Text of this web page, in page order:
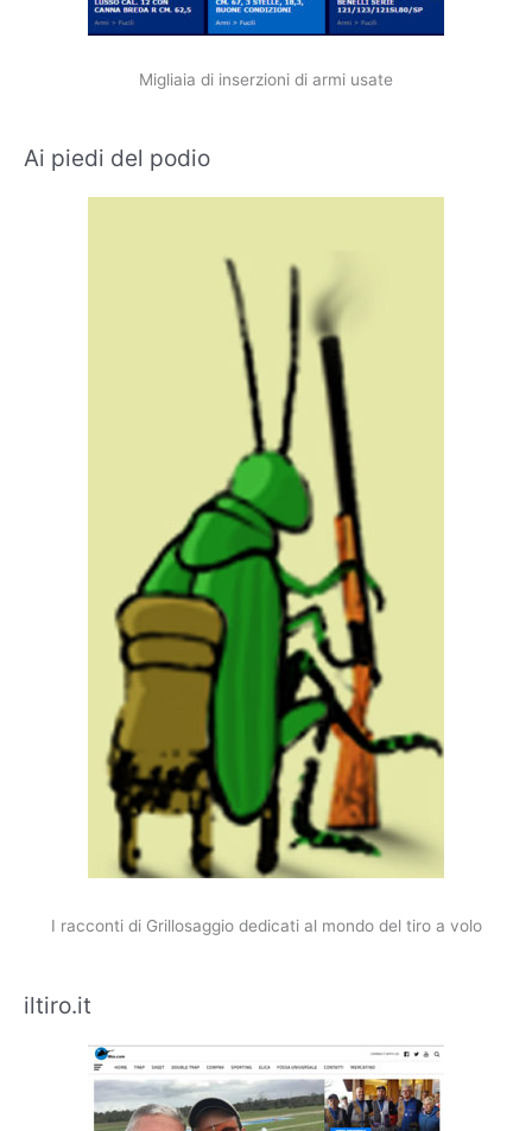
Migliaia di inserzioni di armi usate
Ai piedi del podio
I racconti di Grillosaggio dedicati al mondo del tiro a volo
iltiro.it